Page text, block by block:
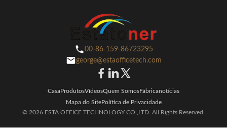
00-86-159-86723295
george@estaofficetech.com
CasaProdutosVídeosQuem SomosFábricanotícias
Mapa do SitePolítica de Privacidade
© 2026 ESTA OFFICE TECHNOLOGY CO.,LTD. All Rights Reserved.